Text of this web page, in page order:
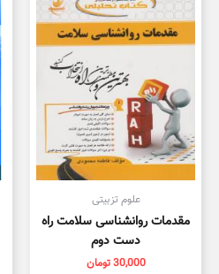
علوم تزبیتی
مقدمات روانشناسی سلامت راه
دست دوم
30,000تومان